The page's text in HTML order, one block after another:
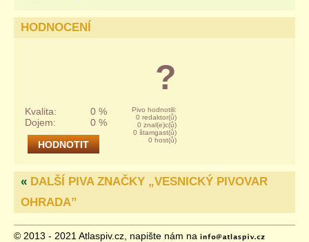
HODNOCENÍ
?
Kvalita: 0 %
Pivo hodnotili:
0 redaktor(ů)
0 znal(e)c(ů)
0 štamgast(ů)
0 host(ů)
Dojem: 0 %
« DALŠÍ PIVA ZNAČKY „VESNICKÝ PIVOVAR
OHRADA”
© 2013 - 2021 Atlaspiv.cz, napište nám na